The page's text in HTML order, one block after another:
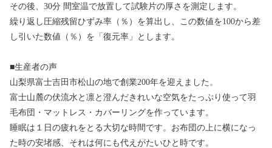
その後、30分 間室温で放置して試験片の厚さを測定します。
繰り返し圧縮残留ひずみ率（％）を算出し、この数値を100から差
し引いた数値（％）を「復元率」とします。
■生産者の声
山梨県富士吉田市松山の地で創業200年を迎えました。
富士山麓の伏流水と凛と澄んだきれいな空気をたっぷり使って羽
毛布団・マットレス・カバーリングを作っています。
睡眠は１日の疲れをとる大切な時間です。お布団の上に横になっ
た時の安堵感、それは何にも代えがたいひと時です。